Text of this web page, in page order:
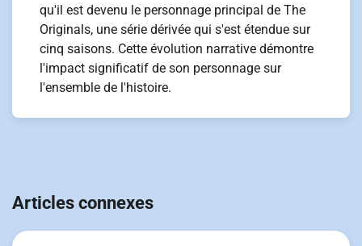
qu'il est devenu le personnage principal de The
Originals, une série dérivée qui s'est étendue sur
cinq saisons. Cette évolution narrative démontre
l'impact significatif de son personnage sur
l'ensemble de l'histoire.
de
Articles connexes